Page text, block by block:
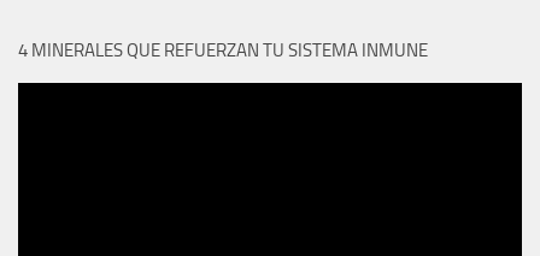
4 MINERALES QUE REFUERZAN TU SISTEMA INMUNE